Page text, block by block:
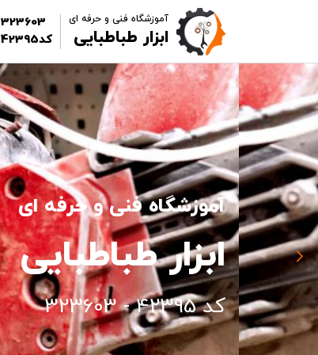
آموزشگاه فنی و حرفه ای
ابزار طباطبایی
323603
کد42395
آموزشگاه فنی و حرفه ای
ابزار طباطبایی
کد 42395 - 323603